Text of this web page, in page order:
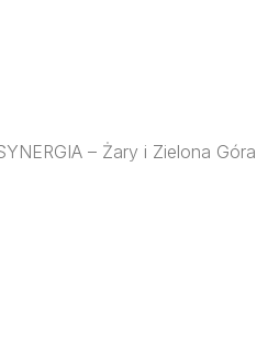
– Żary i Zielona Góra